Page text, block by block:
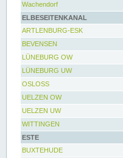
Wachendorf
ELBESEITENKANAL
ARTLENBURG-ESK
BEVENSEN
LÜNEBURG OW
LÜNEBURG UW
OSLOSS
UELZEN OW
UELZEN UW
WITTINGEN
ESTE
BUXTEHUDE